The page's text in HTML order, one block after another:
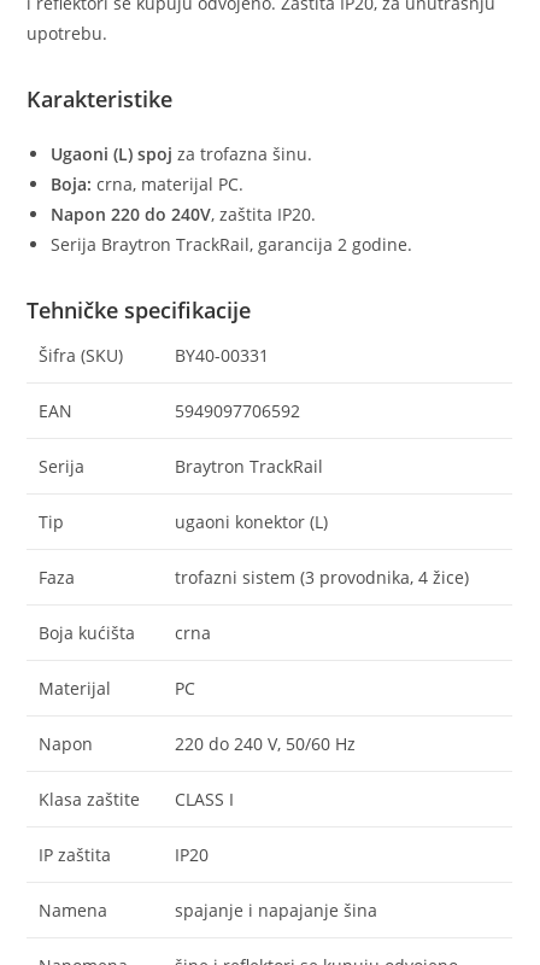
upotrebu.
Karakteristike
Ugaoni (L) spoj za trofazna šinu.
Boja: crna, materijal PC.
Napon 220 do 240V, zaštita IP20.
Serija Braytron TrackRail, garancija 2 godine.
Tehničke specifikacije
Šifra (SKU) BY40-00331
EAN 5949097706592
Serija Braytron TrackRail
Tip ugaoni konektor (L)
Faza trofazni sistem (3 provodnika, 4 žice)
Boja kućišta crna
Materijal PC
Napon 220 do 240 V, 50/60 Hz
Klasa zaštite CLASS I
IP zaštita IP20
Namena spajanje i napajanje šina